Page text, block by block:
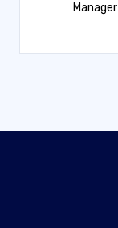
Manager